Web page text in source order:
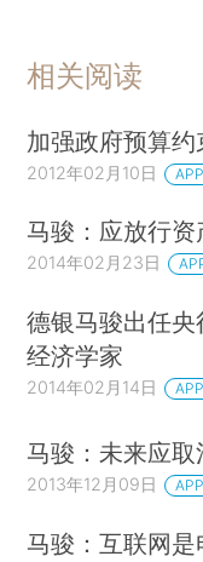
相关阅读
加强政府预算约
2012年02月10日
马骏：应放行
2014年02月23日
德银马骏出任
经济学家
2014年02月14日
马骏：未来应
2013年12月09日
马骏：互联网是